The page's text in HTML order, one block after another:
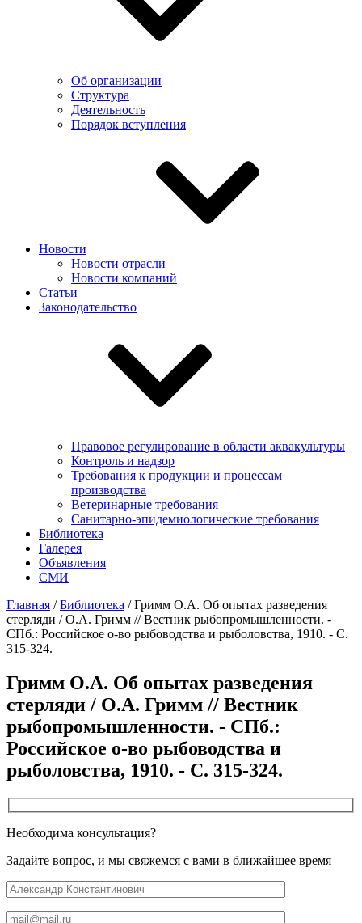
Об организации
Структура
Деятельность
Порядок вступления
Новости
Новости отрасли
Новости компаний
Статьи
Законодательство
Правовое регулирование в области аквакультуры
Контроль и надзор
Требования к продукции и процессам
производства
Ветеринарные требования
Санитарно-эпидемиологические требования
Библиотека
Галерея
Объявления
СМИ
Главная /Библиотека /Гримм О.А. Об опытах разведения
стерляди / О.А. Гримм // Вестник рыбопромышленности. -
СПб.: Российское о-во рыбоводства и рыболовства, 1910. - С.
315-324.
Гримм О.А. Об опытах разведения
стерляди / О.А. Гримм // Вестник
рыбопромышленности. - СПб.:
Российское о-во рыбоводства и
рыболовства, 1910. - С. 315-324.
Необходима консультация?
Задайте вопрос, и мы свяжемся с вами в ближайшее время